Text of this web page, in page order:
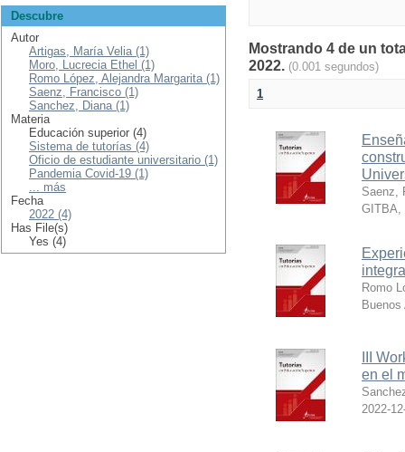
Mostrando 4 de un
2022. (0.001 segundos)
1
Saenz,
GITBA,
Romo
III
en el
2022-
Descubre
Autor
Artigas, María Velia (1)
Moro, Lucrecia Ethel (1)
Romo López, Alejandra Margarita (1)
Saenz, Francisco (1)
Sanchez, Diana (1)
Materia
Educación superior (4)
Sistema de tutorías (4)
Oficio de estudiante universitario (1)
Pandemia Covid-19 (1)
... más
Fecha
2022 (4)
Has File(s)
Yes (4)